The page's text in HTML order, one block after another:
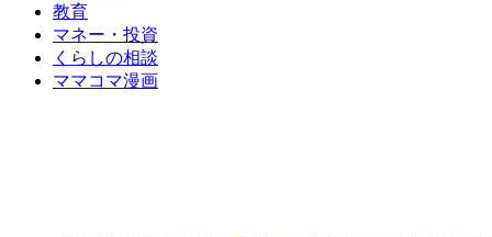
教育
マネー・投資
くらしの相談
ママコマ漫画